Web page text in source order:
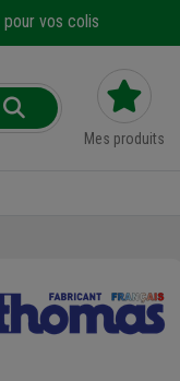
pour vos colis
Mes produits